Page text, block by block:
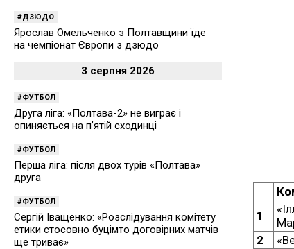
1
2
ДЗЮДО
Ярослав Омельченко з Полтавщини їде
на чемпіонат Європи з дзюдо
3 серпня 2026
ФУТБОЛ
Друга ліга: «Полтава-2» не виграє і
опиняється на п’ятій сходинці
ФУТБОЛ
Перша ліга: після двох турів «Полтава»
друга
ФУТБОЛ
Сергій Іващенко: «Розслідування комітету
етики стосовно буцімто договірних матчів
ще триває»